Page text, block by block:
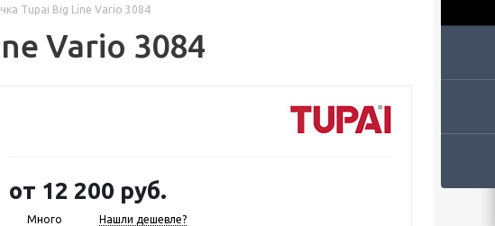
Tupai Big Line Vario 3084
Vario 3084
от 12 200 руб.
Много Нашли дешевле?